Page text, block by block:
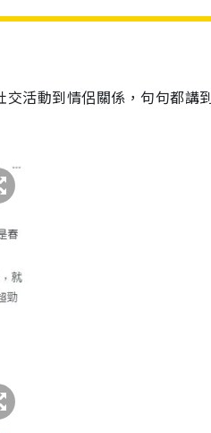
活動到情侶關係，句句都講